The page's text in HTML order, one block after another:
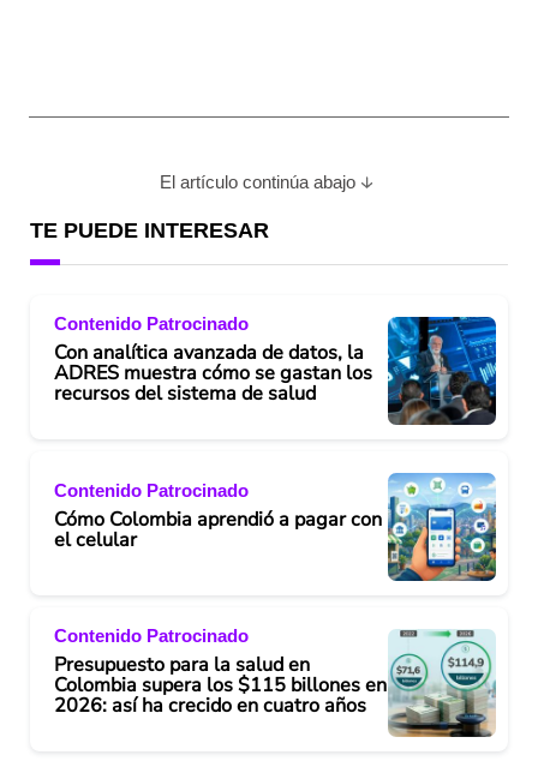
El artículo continúa abajo
TE PUEDE INTERESAR
Contenido Patrocinado
Con analítica avanzada de datos, la
ADRES muestra cómo se gastan los
recursos del sistema de salud
Contenido Patrocinado
Cómo Colombia aprendió a pagar con
el celular
Contenido Patrocinado
Presupuesto para la salud en
Colombia supera los $115 billones en
2026: así ha crecido en cuatro años